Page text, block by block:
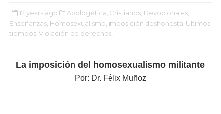
12 years ago Apologética, Cristianos, Devocionales,
Enseñanzas, Homosexualismo, imposición deshonesta, Ultimos
tiempos, Violación de derechos,
La imposición del homosexualismo militante
Por: Dr. Félix Muñoz